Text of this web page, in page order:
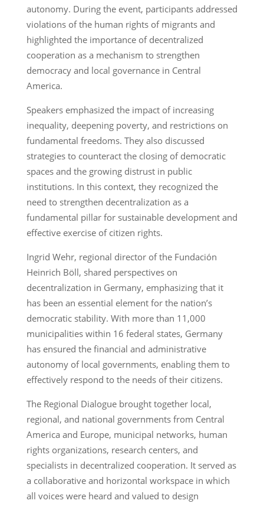
autonomy. During the event, participants addressed
violations of the human rights of migrants and
highlighted the importance of decentralized
cooperation as a mechanism to strengthen
democracy and local governance in Central
America.
Speakers emphasized the impact of increasing
inequality, deepening poverty, and restrictions on
fundamental freedoms. They also discussed
strategies to counteract the closing of democratic
spaces and the growing distrust in public
institutions. In this context, they recognized the
need to strengthen decentralization as a
fundamental pillar for sustainable development and
effective exercise of citizen rights.
Ingrid Wehr, regional director of the Fundación
Heinrich Böll, shared perspectives on
decentralization in Germany, emphasizing that it
has been an essential element for the nation’s
democratic stability. With more than 11,000
municipalities within 16 federal states, Germany
has ensured the financial and administrative
autonomy of local governments, enabling them to
effectively respond to the needs of their citizens.
The Regional Dialogue brought together local,
regional, and national governments from Central
America and Europe, municipal networks, human
rights organizations, research centers, and
specialists in decentralized cooperation. It served as
a collaborative and horizontal workspace in which
all voices were heard and valued to design